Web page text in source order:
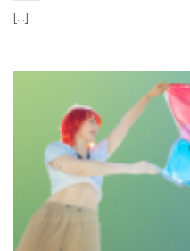
[...]